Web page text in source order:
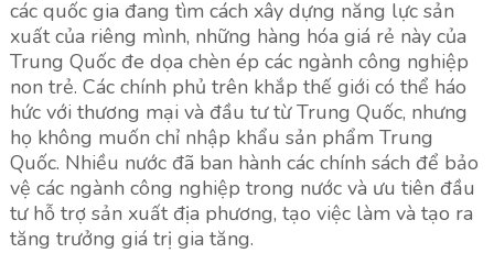
các quốc gia đang tìm cách xây dựng năng lực sản
xuất của riêng mình, những hàng hóa giá rẻ này của
Trung Quốc đe dọa chèn ép các ngành công nghiệp
non trẻ. Các chính phủ trên khắp thế giới có thể háo
hức với thương mại và đầu tư từ Trung Quốc, nhưng
họ không muốn chỉ nhập khẩu sản phẩm Trung
Quốc. Nhiều nước đã ban hành các chính sách để bảo
vệ các ngành công nghiệp trong nước và ưu tiên đầu
tư hỗ trợ sản xuất địa phương, tạo việc làm và tạo ra
tăng trưởng giá trị gia tăng.